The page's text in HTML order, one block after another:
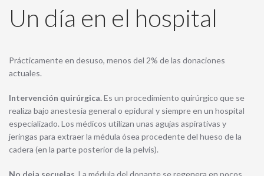
Un día en el hospital
Prácticamente en desuso, menos del 2% de las donaciones
actuales.
Intervención quirúrgica.Es un procedimiento quirúrgico que se
realiza bajo anestesia general o epidural y siempre en un hospital
especializado. Los médicos utilizan unas agujas aspirativas y
jeringas para extraer la médula ósea procedente del hueso de la
cadera (en la parte posterior de la pelvis).
No deja secuelas.La médula del donante se regenera en pocos